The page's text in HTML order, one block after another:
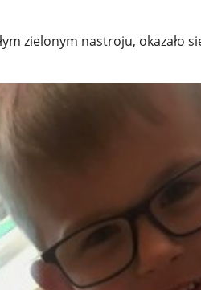
zielonym nastroju, okazało